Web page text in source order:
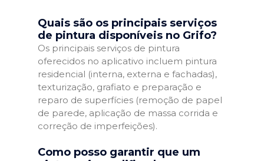
Quais são os principais serviços
de pintura disponíveis no Grifo?
Os principais serviços de pintura
oferecidos no aplicativo incluem pintura
residencial (interna, externa e fachadas),
texturização, grafiato e preparação e
reparo de superfícies (remoção de papel
de parede, aplicação de massa corrida e
correção de imperfeições).
Como posso garantir que um